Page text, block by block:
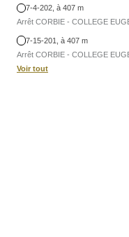
7-4-202, à 407 m
Arrêt CORBIE - COLLEGE
7-15-201, à 407 m
Arrêt CORBIE - COLLEGE
Voir tout